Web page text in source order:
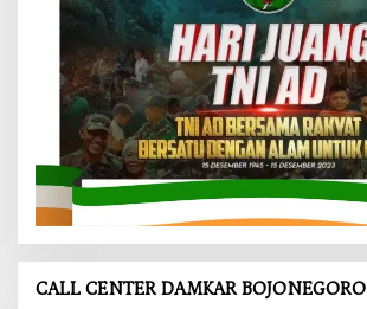
CALL CENTER DAMKAR BOJONEGORO